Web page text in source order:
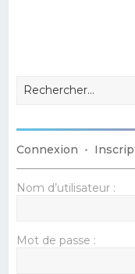
Connexion •
Nom d’utilisateur :
Mot de passe :